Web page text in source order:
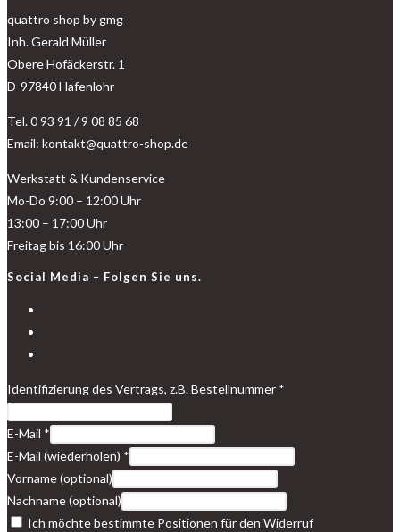
quattro shop by gmg
Inh. Gerald Müller
Obere Hofäckerstr. 1
D-97840 Hafenlohr
Tel. 0 93 91 / 9 08 85 68
Email: kontakt@quattro-shop.de
Werkstatt & Kundenservice
Mo-Do 9:00 – 12:00 Uhr
13:00 – 17:00 Uhr
Freitag bis 16:00 Uhr
Social Media – Folgen Sie uns.
Identifizierung des Vertrags, z.B. Bestellnummer *
E-Mail *
E-Mail (wiederholen) *
Vorname(optional)
Nachname(optional)
Ich möchte bestimmte Positionen für den Widerruf